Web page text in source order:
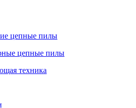
цепные пилы
цепные пилы
техника